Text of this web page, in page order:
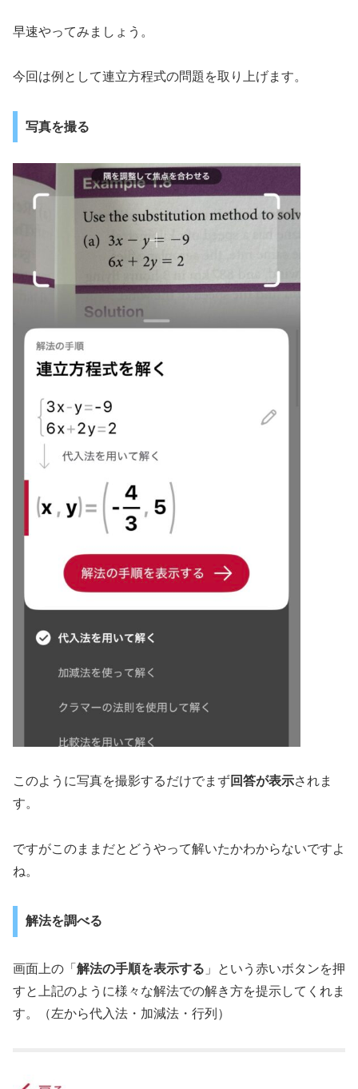
早速やってみましょう。
今回は例として連立方程式の問題を取り上げます。
写真を撮る
このように写真を撮影するだけでまず回答が表示されま
す。
ですがこのままだとどうやって解いたかわからないですよ
ね。
解法を調べる
画面上の「 解法の手順を表示する 」という赤いボタンを押
すと上記のように様々な解法での解き方を提示してくれま
す。（左から代入法・加減法・行列）